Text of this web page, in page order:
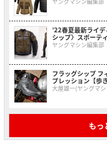
’22春夏最新ライ
シップ〉スポーテ
ヤングマシン編集部
フラッグシップ フ
プレッション【歩
大屋雄一(ヤングマ
もっ